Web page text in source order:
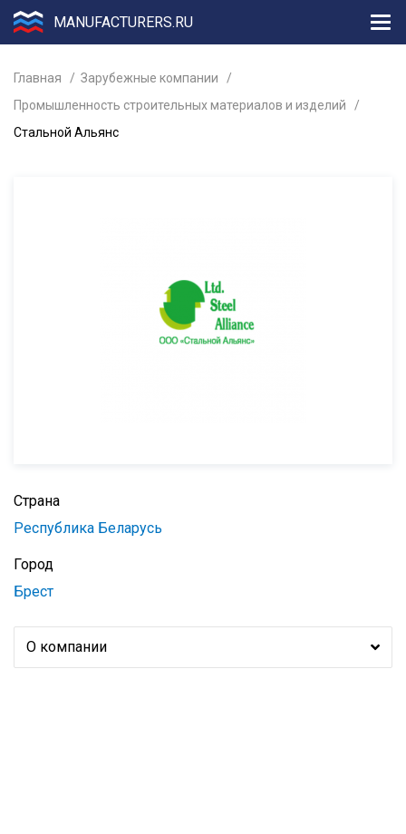
MANUFACTURERS.RU
Главная
Зарубежные компании
Промышленность строительных материалов и изделий
Стальной Альянс
Страна
Республика Беларусь
Город
Брест
О компании